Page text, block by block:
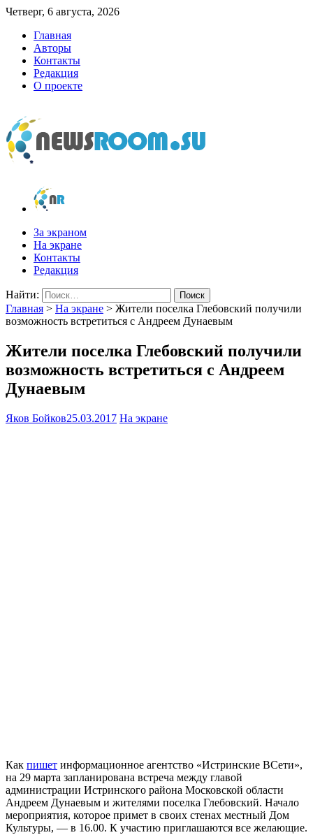
Четверг, 6 августа, 2026
Главная
Авторы
Контакты
Редакция
О проекте
newsroom.su
Новости о новостях
За экраном
На экране
Контакты
Редакция
Найти:
Главная > На экране > Жители поселка Глебовский получили
возможность встретиться с Андреем Дунаевым
Жители поселка Глебовский получили
возможность встретиться с Андреем
Дунаевым
Яков Бойков25.03.2017 На экране
Как пишет информационное агентство «Истринские ВСети»,
на 29 марта запланирована встреча между главой
администрации Истринского района Московской области
Андреем Дунаевым и жителями поселка Глебовский. Начало
мероприятия, которое примет в своих стенах местный Дом
Культуры, — в 16.00. К участию приглашаются все желающие.